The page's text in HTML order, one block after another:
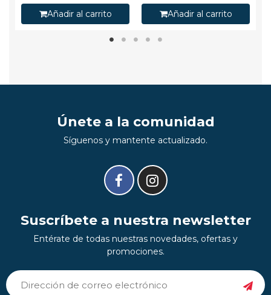
Añadir al carrito Añadir al carrito
Únete a la comunidad
Síguenos y mantente actualizado.
Suscríbete a nuestra newsletter
Entérate de todas nuestras novedades, ofertas y
promociones.